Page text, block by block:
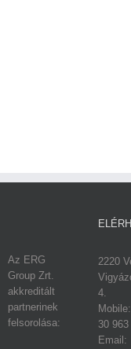
Az ERG
Group Zrt.
akkreditált
partnerinek
felsorolása:
2220
4.
30
Email: